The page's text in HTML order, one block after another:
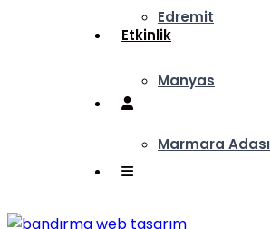
Edremit
Manyas
Marmara Adası
Etkinlik